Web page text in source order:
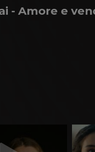
- Amore e